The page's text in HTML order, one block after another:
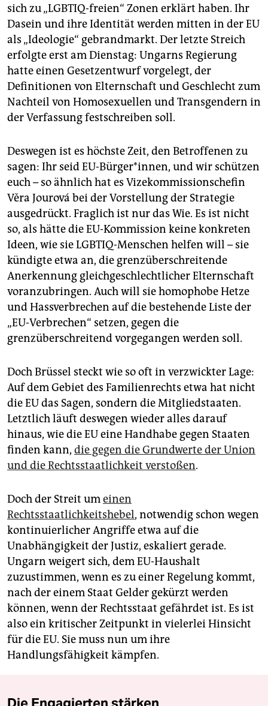
sich zu „LGBTIQ-freien“ Zonen erklärt haben. Ihr
Dasein und ihre Identität werden mitten in der EU
als „Ideologie“ gebrandmarkt. Der letzte Streich
erfolgte erst am Dienstag: Ungarns Regierung
hatte einen Gesetzentwurf vorgelegt, der
Definitionen von Elternschaft und Geschlecht zum
Nachteil von Homosexuellen und Transgendern in
der Verfassung festschreiben soll.
Deswegen ist es höchste Zeit, den Betroffenen zu
sagen: Ihr seid EU-Bürger*innen, und wir schützen
euch – so ähnlich hat es Vizekommissionschefin
Věra Jourová bei der Vorstellung der Strategie
ausgedrückt. Fraglich ist nur das Wie. Es ist nicht
so, als hätte die EU-Kommission keine konkreten
Ideen, wie sie LGBTIQ-Menschen helfen will – sie
kündigte etwa an, die grenzüberschreitende
Anerkennung gleichgeschlechtlicher Elternschaft
voranzubringen. Auch will sie homophobe Hetze
und Hassverbrechen auf die bestehende Liste der
„EU-Verbrechen“ setzen, gegen die
grenzüberschreitend vorgegangen werden soll.
Doch Brüssel steckt wie so oft in verzwickter Lage:
Auf dem Gebiet des Familienrechts etwa hat nicht
die EU das Sagen, sondern die Mitgliedstaaten.
Letztlich läuft deswegen wieder alles darauf
hinaus, wie die EU eine Handhabe gegen Staaten
finden kann, die ­gegen die Grundwerte der Union
und die Rechtsstaatlichkeit verstoßen.
Doch der Streit umeinen
Rechtsstaatlichkeitshebel, notwendig schon wegen
kontinuierlicher Angriffe etwa auf die
Unabhängigkeit der Justiz, eskaliert gerade.
Ungarn weigert sich, dem EU-Haushalt
zuzustimmen, wenn es zu einer Regelung kommt,
nach der einem Staat Gelder gekürzt werden
können, wenn der Rechtsstaat gefährdet ist. Es ist
also ein kritischer Zeitpunkt in vielerlei Hinsicht
für die EU. Sie muss nun um ihre
Handlungsfähigkeit kämpfen.